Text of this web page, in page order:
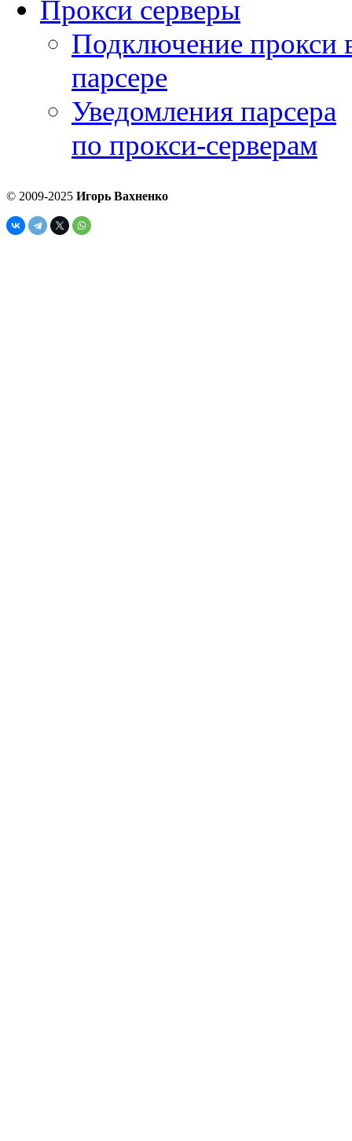
Прокси серверы
Подключение прокси
парсере
Уведомления парсера
по прокси-серверам
© 2009-2025 Игорь Вахненко